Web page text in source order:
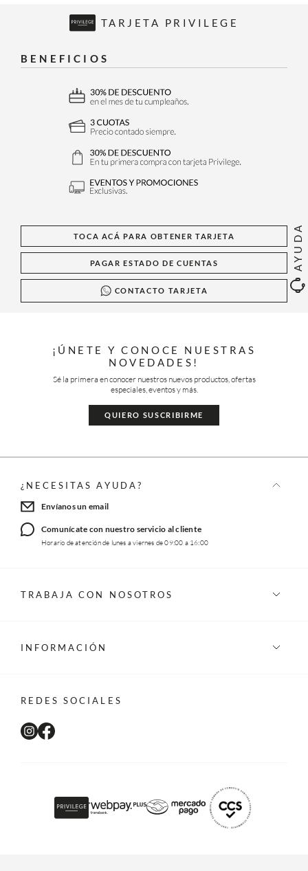
AYUDA
TARJETA PRIVILEGE
BENEFICIOS
TOCA ACÁ PARA OBTENER TARJETA
PAGAR ESTADO DE CUENTAS
CONTACTO TARJETA
¡ÚNETE Y CONOCE NUESTRAS
NOVEDADES!
Sé la primera en conocer nuestros nuevos productos, ofertas
especiales, eventos y más.
QUIERO SUSCRIBIRME
¿NECESITAS AYUDA?
Envíanos un email
Comunícate con nuestro servicio al cliente
Horario de atención de lunes a viernes de 09:00 a 16:00
TRABAJA CON NOSOTROS
INFORMACIÓN
REDES SOCIALES